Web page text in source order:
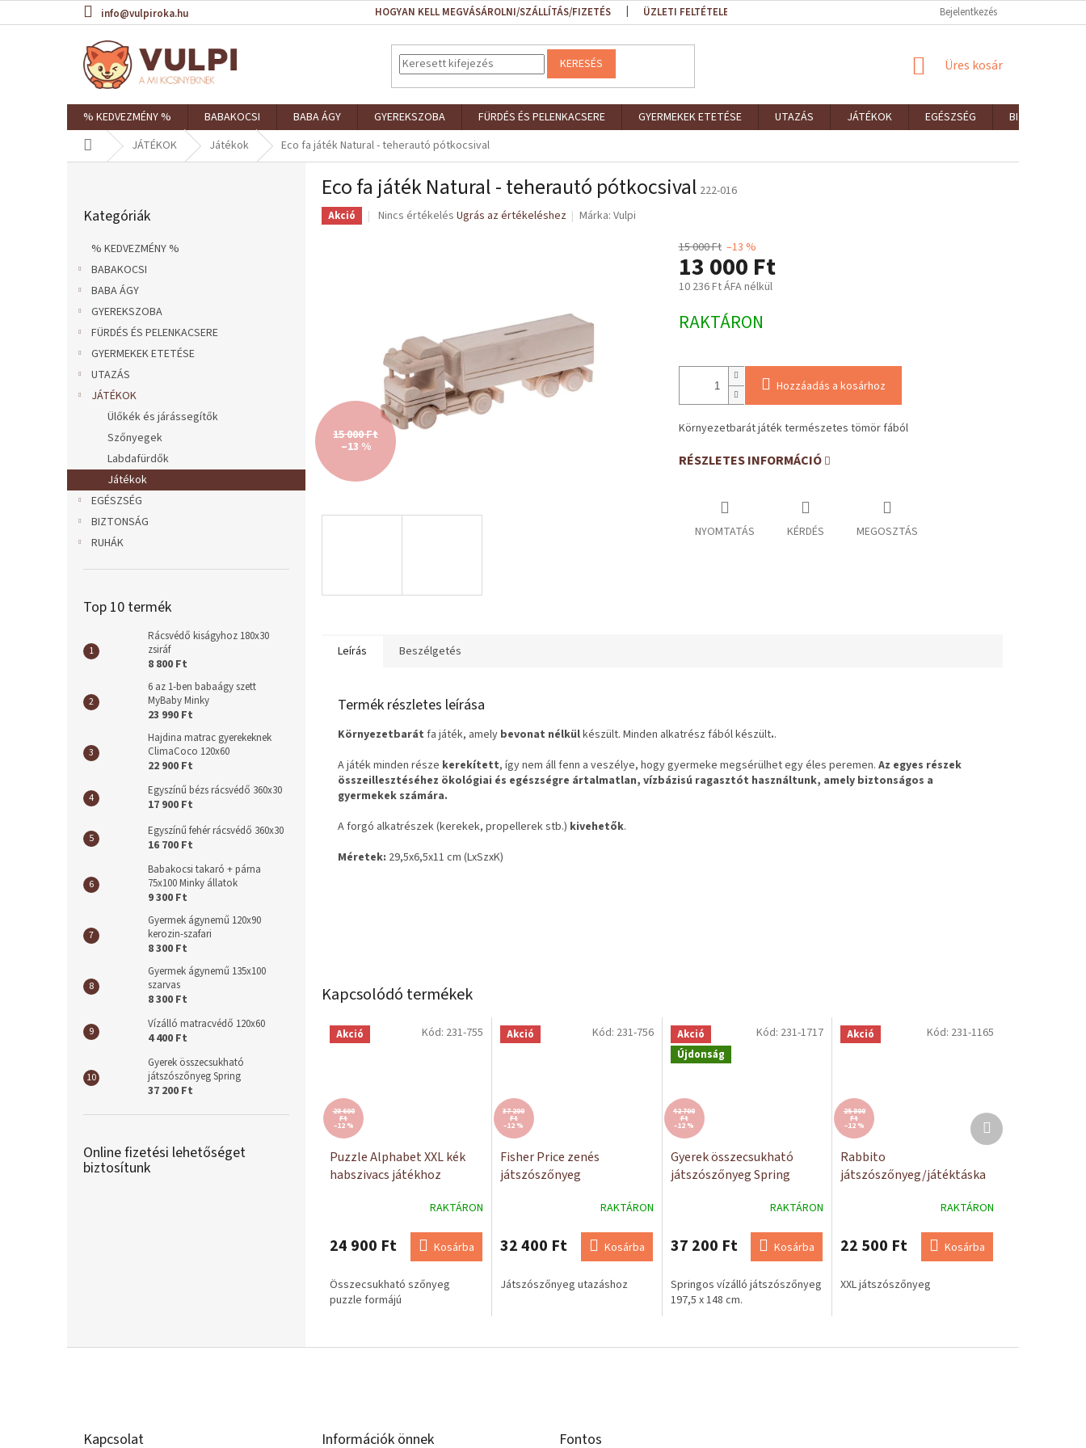
a
info@vulpiroka.hu HOGYAN KELL MEGVÁSÁROLNI/SZÁLLÍTÁS/FIZETÉS ÜZLETI FELTÉTELEK (ÁSZF) REKLAMÁCIÓK ÉS VISSZAKÜLDÉSEKBejelentkezés
KERESÉS KOSÁR
Üres kosár
% KEDVEZMÉNY % BABAKOCSI BABA ÁGY GYEREKSZOBA FÜRDÉS ÉS PELENKACSERE GYERMEKEK ETETÉSE UTAZÁS JÁTÉKOK EGÉSZSÉG
BIZTONSÁG
KezdőlapJÁTÉKOK Játékok Eco fa játék Natural - teherautó pótkocsival
átugrása
Kategóriák
% KEDVEZMÉNY %
BABAKOCSI
BABA ÁGY
GYEREKSZOBA
FÜRDÉS ÉS PELENKACSERE
GYERMEKEK ETETÉSE
UTAZÁS
JÁTÉKOK
Ülőkék és járássegítők
Szőnyegek
Labdafürdők
Játékok
EGÉSZSÉG
BIZTONSÁG
RUHÁK
Top 10 termék
Rácsvédő kiságyhoz 180x30
zsiráf
8 800 Ft
6 az 1-ben babaágy szett
MyBaby Minky
23 990 Ft
Hajdina matrac gyerekeknek
ClimaCoco 120x60
22 900 Ft
Egyszínű bézs rácsvédő 360x30
17 900 Ft
Egyszínű fehér rácsvédő 360x30
16 700 Ft
Babakocsi takaró + párna
75x100 Minky állatok
9 300 Ft
Gyermek ágynemű 120x90
kerozin-szafari
8 300 Ft
Gyermek ágynemű 135x100
szarvas
8 300 Ft
Vízálló matracvédő 120x60
4 400 Ft
Gyerek összecsukható
játszószőnyeg Spring
37 200 Ft
Online fizetési lehetőséget
biztosítunk
Eco fa játék Natural - teherautó pótkocsival 222-016
Akció
A
Nincs értékelés Ugrás az értékeléshez Márka:Vulpi
15 000 Ft
–13 %
15 000 Ft –13 %
13 000 Ft
10 236 Ft ÁFA nélkül
Egységár:
RAKTÁRON
Hozzáadás a kosárhoz
Környezetbarát játék természetes tömör fából
RÉSZLETES INFORMÁCIÓ
NYOMTATÁS KÉRDÉS MEGOSZTÁS
Kapcsolódó termékek
Akció
28 600
Ft
–12 %
Puzzle Alphabet XXL kék
habszivacs játékhoz
RAKTÁRON
24 900 Ft Kosárba
Összecsukható szőnyeg
puzzle formájú
Kód: 231-755 Akció
37 200
Ft
–12 %
Fisher Price zenés
játszószőnyeg
RAKTÁRON
32 400 Ft Kosárba
Játszószőnyeg utazáshoz
Kód: 231-756
Akció
Újdonság
42 700
Ft
–12 %
Gyerek összecsukható
játszószőnyeg Spring
RAKTÁRON
37 200 Ft Kosárba
Springos vízálló játszószőnyeg
197,5 x 148 cm.
Kód: 231-1717 Akció
25 800
Ft
–12 %
Rabbito
játszószőnyeg/játéktáska
RAKTÁRON
22 500 Ft Kosárba
XXL játszószőnyeg
Kód: 231-1165
Következő
termék
Leírás Beszélgetés
Termék részletes leírása
Környezetbarát fa játék, amely bevonat nélkülkészült. Minden alkatrész fából készült..
A játék minden része kerekített, így nem áll fenn a veszélye, hogy gyermeke megsérülhet egy éles peremen. Az egyes részek
összeillesztéséhez ökológiai és egészségre ártalmatlan, vízbázisú ragasztót használtunk, amely biztonságos a
gyermekek számára.
A forgó alkatrészek (kerekek, propellerek stb.) kivehetők.
Méretek: 29,5x6,5x11 cm (LxSzxK)
Kapcsolat Információk önnek Fontos